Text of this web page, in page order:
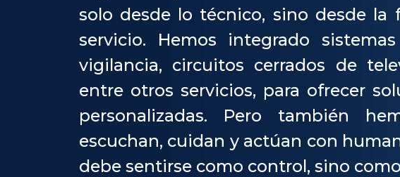
solo desde lo técnico, sino desde la
servicio. Hemos integrado
vigilancia, circuitos cerrados de
entre otros servicios, para ofrecer
personalizadas. Pero también
escuchan, cuidan y actúan con
debe sentirse como control, sino